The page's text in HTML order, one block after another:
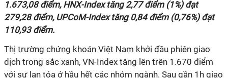
1.673,08 điểm, HNX-Index tăng 2,77 điểm (1%) đạt
279,28 điểm, UPCoM-Index tăng 0,84 điểm (0,76%) đạt
110,93 điểm.
Thị trường chứng khoán Việt Nam khởi đầu phiên giao
dịch trong sắc xanh, VN-Index tăng lên trên 1.670 điểm
với sự lan tỏa ở hầu hết các nhóm ngành. Sau gần 1h giao